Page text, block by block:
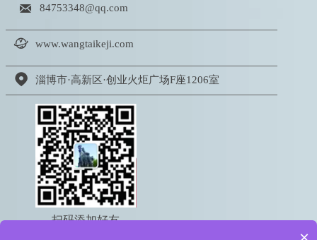
 84753348@qq.com
 www.wangtaikeji.com
 淄博市·高新区·创业火炬广场F座1206室
扫码添加好友